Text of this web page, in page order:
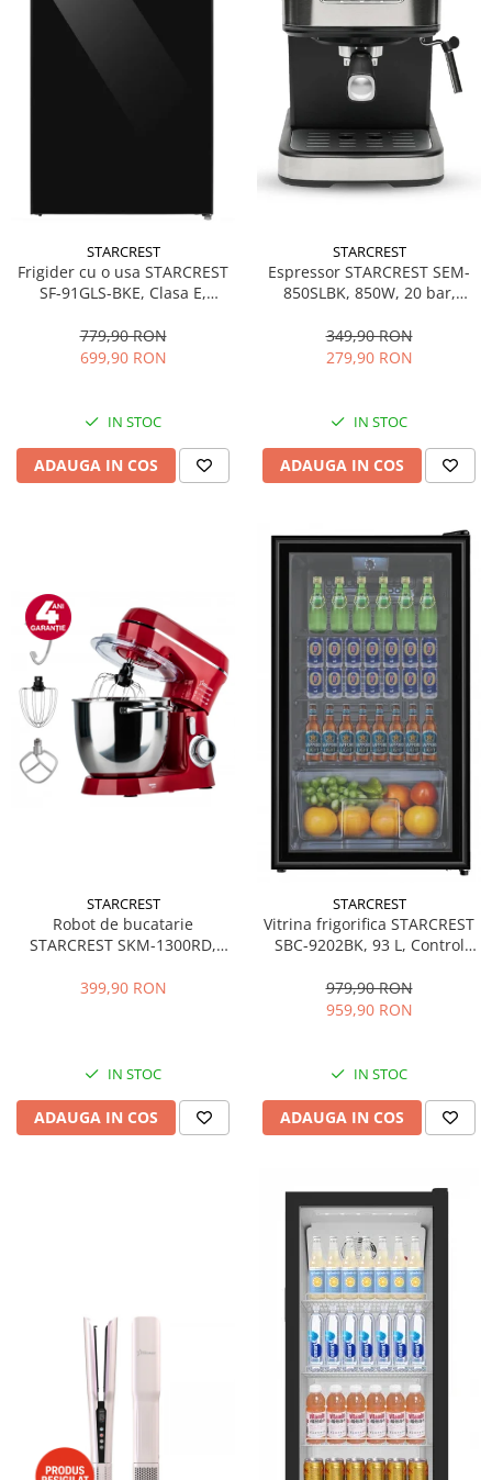
STARCREST
Frigider cu o usa STARCREST
SF-91GLS-BKE, Clasa E,
interioara, H 83 cm, Sticla
Neagra
779,90 RON
699,90 RON
IN STOC
ADAUGA IN COS
STARCREST
Espressor STARCREST SEM-
850SLBK, 850W, 20 bar,
dispozitiv spumare, filtru
dublu din inox, Negru/Inox
349,90 RON
279,90 RON
IN STOC
ADAUGA IN COS
STARCREST
Robot de bucatarie
STARCREST SKM-1300RD,
Accesorii, 10 Viteze + Pulse,
399,90 RON
IN STOC
ADAUGA IN COS
STARCREST
Vitrina frigorifica STARCREST
SBC-9202BK, 93 L, Control
83.2 cm, Negru
979,90 RON
959,90 RON
IN STOC
ADAUGA IN COS